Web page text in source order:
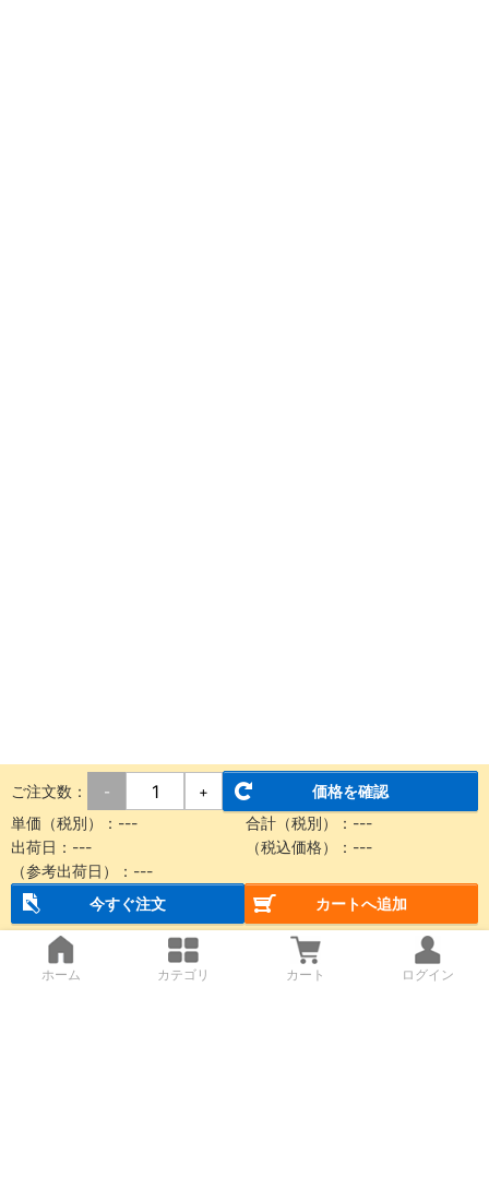
ご注文数： - +
価格を確認
単価（税別）： --- 合計（税別）： ---
出荷日： --- （税込価格）： ---
（参考出荷日）： ---
今すぐ注文
カートへ追加
ホーム カテゴリ カート ログイン